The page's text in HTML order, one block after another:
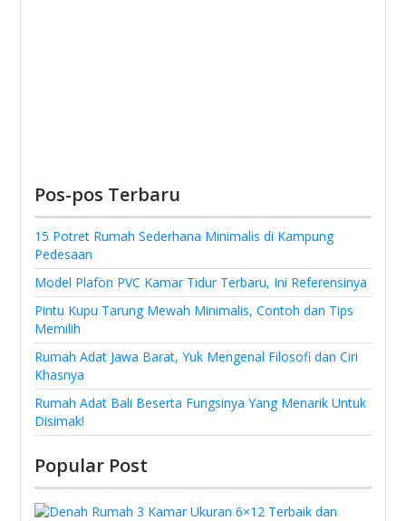
Pos-pos Terbaru
15 Potret Rumah Sederhana Minimalis di Kampung
Pedesaan
Model Plafon PVC Kamar Tidur Terbaru, Ini Referensinya
Pintu Kupu Tarung Mewah Minimalis, Contoh dan Tips
Memilih
Rumah Adat Jawa Barat, Yuk Mengenal Filosofi dan Ciri
Khasnya
Rumah Adat Bali Beserta Fungsinya Yang Menarik Untuk
Disimak!
Popular Post